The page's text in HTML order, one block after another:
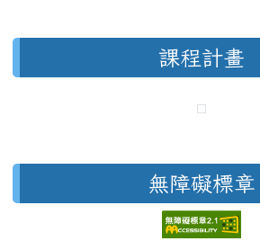
課程計畫
無障礙標章